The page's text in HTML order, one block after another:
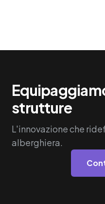
strutture
L'innovazione che
alberghiera.